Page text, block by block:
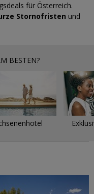
für Österreich.
Stornofristen und
BESTEN?